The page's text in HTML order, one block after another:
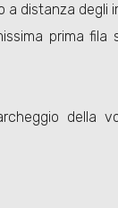
distanza degli
prima
della